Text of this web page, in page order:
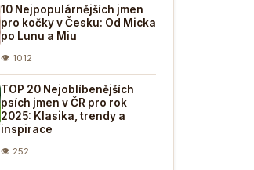
10 Nejpopulárnějších jmen
pro kočky v Česku: Od Micka
po Lunu a Miu
👁 1012
TOP 20 Nejoblíbenějších
psích jmen v ČR pro rok
2025: Klasika, trendy a
inspirace
👁 252